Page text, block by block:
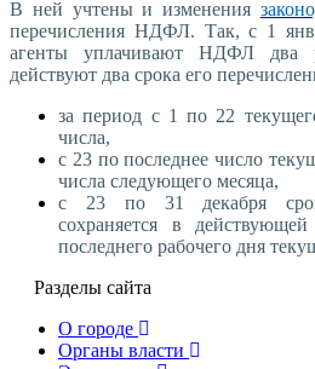
В ней учтены и изменения
перечисления НДФЛ. Так, с 1
агенты уплачивают НДФЛ два
действуют два срока его
за период с 1 по 22
числа,
с 23 по последнее число
числа следующего месяца,
с 23 по 31 декабря
сохраняется в
последнего рабочего дня
Разделы сайта
О городе
Органы власти